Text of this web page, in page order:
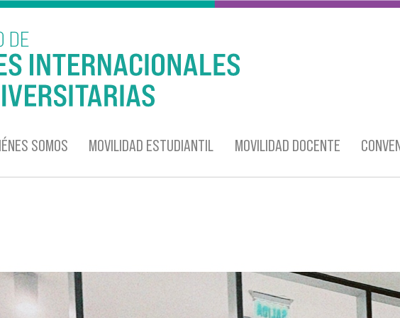
SOMOS MOVILIDAD ESTUDIANTIL MOVILIDAD DOCENTE